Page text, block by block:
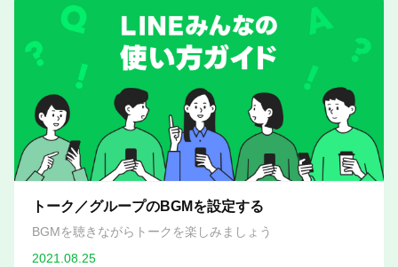
トーク／グループのBGMを設定する
BGMを聴きながらトークを楽しみましょう
2021.08.25